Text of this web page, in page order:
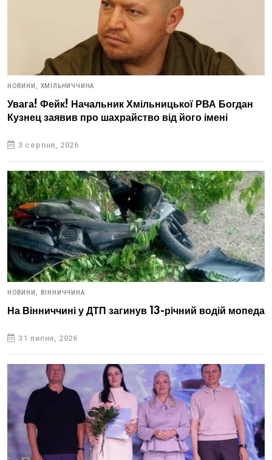
НОВИНИ, ХМІЛЬНИЧЧИНА
Увага! Фейк! Начальник Хмільницької РВА Богдан
Кузнец заявив про шахрайство від його імені
3 серпня, 2026
НОВИНИ, ВІННИЧЧИНА
На Вінниччині у ДТП загинув 13-річний водій мопеда
31 липня, 2026